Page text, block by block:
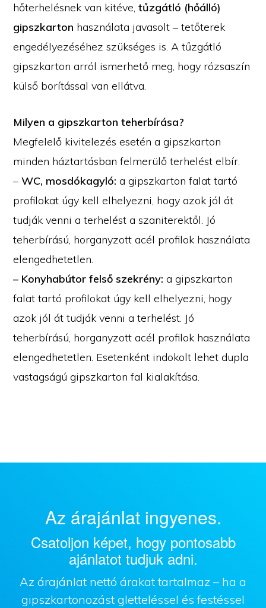
hőterhelésnek van kitéve,tűzgátló (hőálló)
gipszkarton használata javasolt – tetőterek
engedélyezéséhez szükséges is. A tűzgátló
gipszkarton arról ismerhető meg, hogy rózsaszín
külső borítással van ellátva.
Milyen a gipszkarton teherbírása?
Megfelelő kivitelezés esetén a gipszkarton
minden háztartásban felmerülő terhelést elbír.
–WC, mosdókagyló: a gipszkarton falat tartó
profilokat úgy kell elhelyezni, hogy azok jól át
tudják venni a terhelést a szaniterektől. Jó
teherbírású, horganyzott acél profilok használata
elengedhetetlen.
– Konyhabútor felső szekrény: a gipszkarton
falat tartó profilokat úgy kell elhelyezni, hogy
azok jól át tudják venni a terhelést. Jó
teherbírású, horganyzott acél profilok használata
elengedhetetlen. Esetenként indokolt lehet dupla
vastagságú gipszkarton fal kialakítása.
Az árajánlat ingyenes.
Csatoljon képet, hogy pontosabb
ajánlatot tudjuk adni.
Az árajánlat nettó árakat tartalmaz – ha a
gipszkartonozást gletteléssel és festéssel